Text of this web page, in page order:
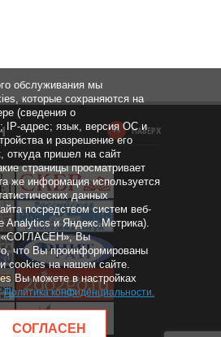
НАВЕРХ
обслуживания мы
которые сохраняются на
(сведения о
IP-адрес; язык, версия ОС и
и разрешение его
откуда пришел на сайт
страницы просматривает
же информация используется
данных
посредством систем веб-
Analytics и Яндекс.Метрика).
«СОГЛАСЕН», Вы
что Вы проинформированы
cookies на нашем сайте.
Вы можете в настройках
Политика конфиденциальности.
СОГЛАСЕН